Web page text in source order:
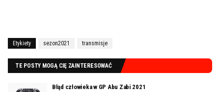
Etykiety sezon2021 transmisje
TE POSTY MOGĄ CIĘ ZAINTERESOWAĆ
Błąd człowieka w GP Abu Zabi 2021